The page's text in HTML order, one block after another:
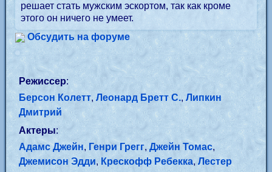
решает стать мужским эскортом, так как кроме
этого он ничего не умеет.
Обсудить на форуме
Режиссер:
Берсон Колетт,Леонард Бретт С.,Липкин
Дмитрий
Актеры:
Адамс Джейн, Генри Грегг,Джейн Томас,
Джемисон Эдди, Крескофф Ребекка, Лестер